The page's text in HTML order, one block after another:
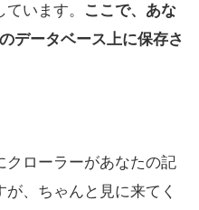
います。 ここで、あな
データベース上に保存さ
クローラーがあなたの記
、ちゃんと見に来てく